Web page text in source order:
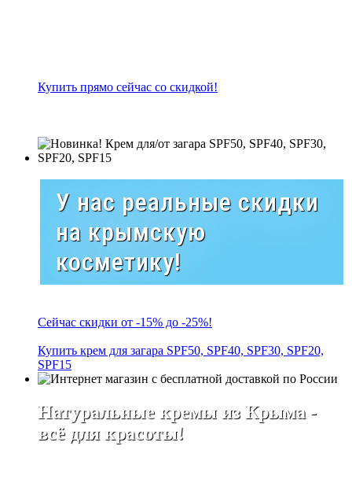
Купить прямо сейчас со скидкой!
У нас реальные скидки
на крымскую
косметику!
Сейчас скидки от -15% до -25%!
Купить крем для загара SPF50, SPF40, SPF30, SPF20,
SPF15
Натуральные кремы из Крыма -
всё для красоты!